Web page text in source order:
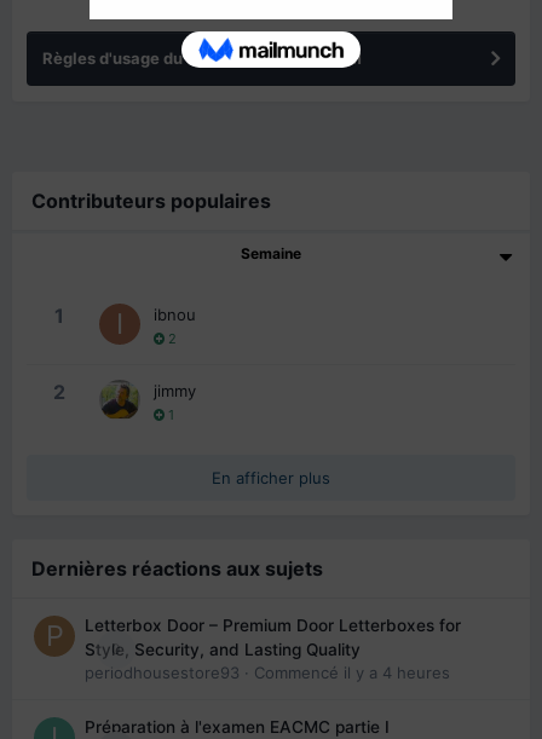
Règles d'usage du forum IMMIGRER.COM
Contributeurs populaires
Semaine
1 ibnou
2
2 jimmy
1
En afficher plus
Dernières réactions aux sujets
0
Letterbox Door – Premium Door Letterboxes for
Style, Security, and Lasting Quality
periodhousestore93 · Commencé il y a 4 heures
Préparation à l'examen EACMC partie I